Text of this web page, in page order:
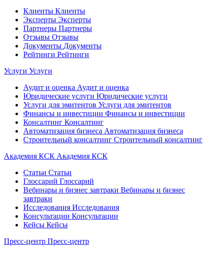
Клиенты Клиенты
Эксперты Эксперты
Партнеры Партнеры
Отзывы Отзывы
Документы Документы
Рейтинги Рейтинги
Услуги Услуги
Аудит и оценка Аудит и оценка
Юридические услуги Юридические услуги
Услуги для эмитентов Услуги для эмитентов
Финансы и инвестиции Финансы и инвестиции
Консалтинг Консалтинг
Автоматизация бизнеса Автоматизация бизнеса
Строительный консалтинг Строительный консалтинг
Академия КСК Академия КСК
Статьи Статьи
Глоссарий Глоссарий
Вебинары и бизнес завтраки Вебинары и бизнес
завтраки
Исследования Исследования
Консультации Консультации
Кейсы Кейсы
Пресс-центр Пресс-центр